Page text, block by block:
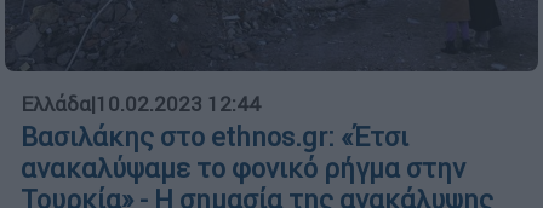
Ελλάδα|10.02.2023 12:44
Βασιλάκης στο ethnos.gr: «Έτσι
ανακαλύψαμε το φονικό ρήγμα στην
Τουρκία» - Η σημασία της ανακάλυψης